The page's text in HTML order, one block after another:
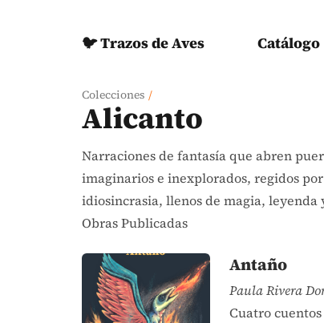
🐦 Trazos de Aves Catálogo
Colecciones /
Alicanto
Narraciones de fantasía que abren
imaginarios e inexplorados, regidos
idiosincrasia, llenos de magia, leyenda
Obras Publicadas
Antaño
Paula Rivera
Cuatro